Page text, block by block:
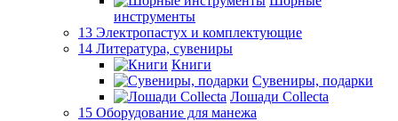
инструменты
13 Электропастух и комплектующие
14 Литература, сувениры
Книги
Сувениры, подарки
Лошади Collecta
15 Оборудование для манежа